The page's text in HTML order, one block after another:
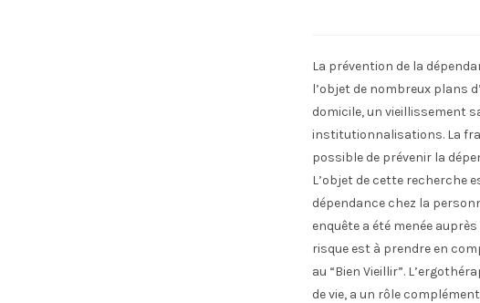
La prévention de la
l’objet de nombreux plans
domicile, un vieillissement
institutionnalisations. La
possible de prévenir la
L’objet de cette recherche
dépendance chez la
enquête a été menée
risque est à prendre en
au “Bien Vieillir”.
de vie, a un rôle